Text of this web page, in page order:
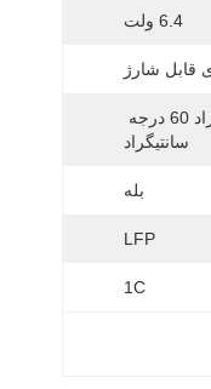
6.4 ولت
قابل شارژ
سانتیگراد
بله
LFP
1C